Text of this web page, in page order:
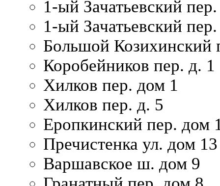
1-ый Зачатьевский
1-ый Зачатьевский
Большой Козихинский
Коробейников пер. д. 1
Хилков пер. дом 1
Хилков пер. д. 5
Еропкинский пер. дом
Пречистенка ул. дом 13
Варшавское ш. дом 9